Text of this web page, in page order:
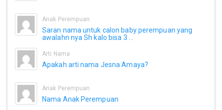
Anak Perempuan
Saran nama untuk calon baby perempuan yang
awalahn nya Sh kalo bisa 3 ...
Arti Nama
Apakah arti nama Jesna Amaya?
Anak Perempuan
Nama Anak Perempuan